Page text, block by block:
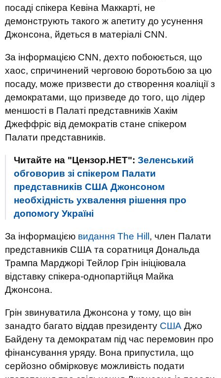
посаді спікера Кевіна Маккарті, не
демонструють такого ж апетиту до усунення
Джонсона, йдеться в матеріалі CNN.
За інформацією CNN, дехто побоюється, що
хаос, спричинений черговою боротьбою за цю
посаду, може призвести до створення коаліції з
демократами, що призведе до того, що лідер
меншості в Палаті представників Хакім
Джеффріс від демократів стане спікером
Палати представників.
Читайте на "Цензор.НЕТ": Зеленський
обговорив зі спікером Палати
представників США Джонсоном
необхідність ухвалення рішення про
допомогу Україні
За інформацією видання The Hill , член Палати
представників США та соратниця Дональда
Трампа Марджорі Тейлор Грін ініціювала
відставку спікера-однопартійця Майка
Джонсона.
Грін звинуватила Джонсона у тому, що він
занадто багато віддав президенту США Джо
Байдену та демократам під час перемовин про
фінансування уряду. Вона припустила, що
серйозно обмірковує можливість подати